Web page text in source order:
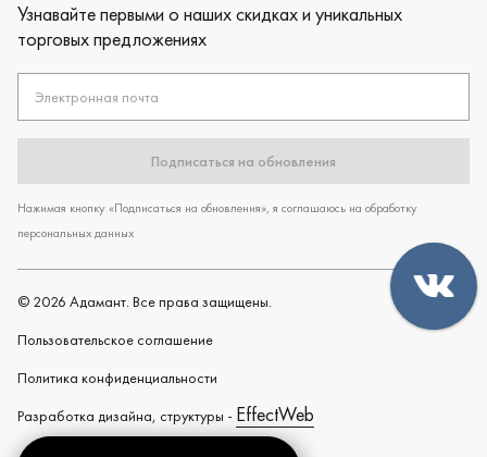
Узнавайте первыми о наших скидках и уникальных
торговых предложениях
Электронная почта
Подписаться на обновления
Нажимая кнопку «Подписаться на обновления», я соглашаюсь на обработку
персональных данных
© 2026 Адамант. Все права защищены.
Пользовательское cоглашение
Политика конфиденциальности
Разработка дизайна, структуры - EffectWeb